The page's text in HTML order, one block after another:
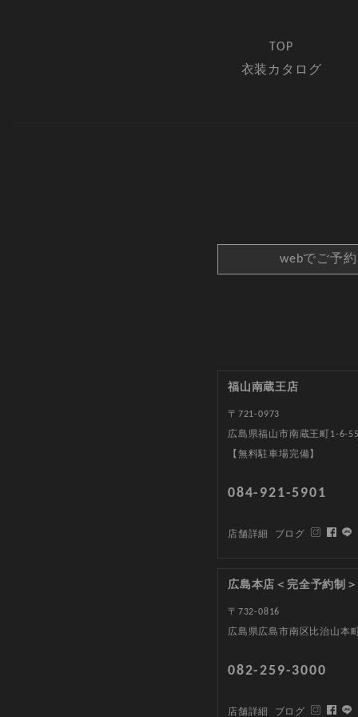
TOP
衣装カタログ
webでご予
福山南蔵王店
〒721-0973
広島県福山市南蔵王町1-6-55
【無料駐車場完備】
084-921-5901
店舗詳細 ブログ
広島本店＜完全予約制＞
〒732-0816
広島県広島市南区比治山本
082-259-3000
店舗詳細 ブログ